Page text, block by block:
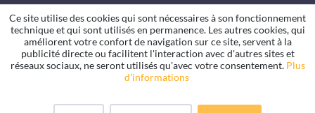
Ce site utilise des cookies qui sont nécessaires à son fonctionnement
technique et qui sont utilisés en permanence. Les autres cookies, qui
améliorent votre confort de navigation sur ce site, servent à la
publicité directe ou facilitent l'interaction avec d'autres sites et
réseaux sociaux, ne seront utilisés qu'avec votre consentement. Plus
d'informations